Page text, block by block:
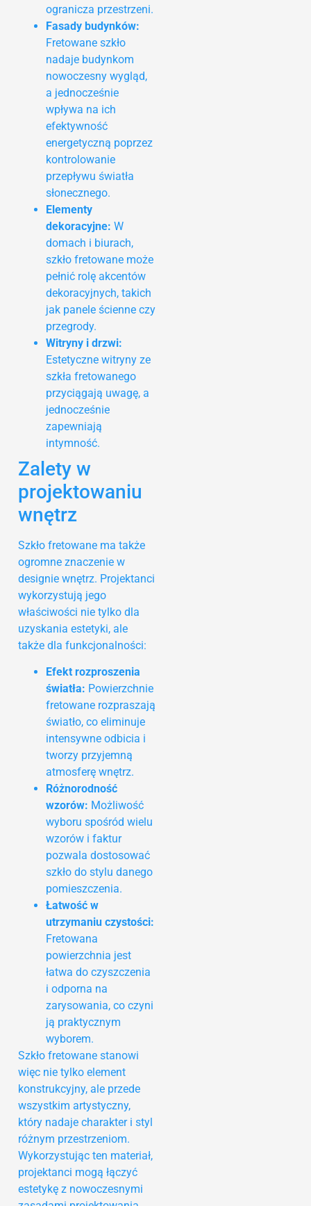
ogranicza przestrzeni.
Fasady budynków:
Fretowane szkło
nadaje budynkom
nowoczesny wygląd,
a jednocześnie
wpływa na ich
efektywność
energetyczną poprzez
kontrolowanie
przepływu światła
słonecznego.
Elementy
dekoracyjne: W
domach i biurach,
szkło fretowane może
pełnić rolę akcentów
dekoracyjnych, takich
jak panele ścienne czy
przegrody.
Witryny i drzwi:
Estetyczne witryny ze
szkła fretowanego
przyciągają uwagę, a
jednocześnie
zapewniają
intymność.
Zalety w
projektowaniu
wnętrz
Szkło fretowane ma także
ogromne znaczenie w
designie wnętrz. Projektanci
wykorzystują jego
właściwości nie tylko dla
uzyskania estetyki, ale
także dla funkcjonalności:
Efekt rozproszenia
światła: Powierzchnie
fretowane rozpraszają
światło, co eliminuje
intensywne odbicia i
tworzy przyjemną
atmosferę wnętrz.
Różnorodność
wzorów: Możliwość
wyboru spośród wielu
wzorów i faktur
pozwala dostosować
szkło do stylu danego
pomieszczenia.
Łatwość w
utrzymaniu czystości:
Fretowana
powierzchnia jest
łatwa do czyszczenia
i odporna na
zarysowania, co czyni
ją praktycznym
wyborem.
Szkło fretowane stanowi
więc nie tylko element
konstrukcyjny, ale przede
wszystkim artystyczny,
który nadaje charakter i styl
różnym przestrzeniom.
Wykorzystując ten materiał,
projektanci mogą łączyć
estetykę z nowoczesnymi